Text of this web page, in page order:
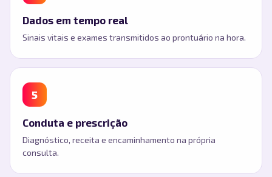
Dados em tempo real
Sinais vitais e exames transmitidos ao prontuário na hora.
5
Conduta e prescrição
Diagnóstico, receita e encaminhamento na própria
consulta.